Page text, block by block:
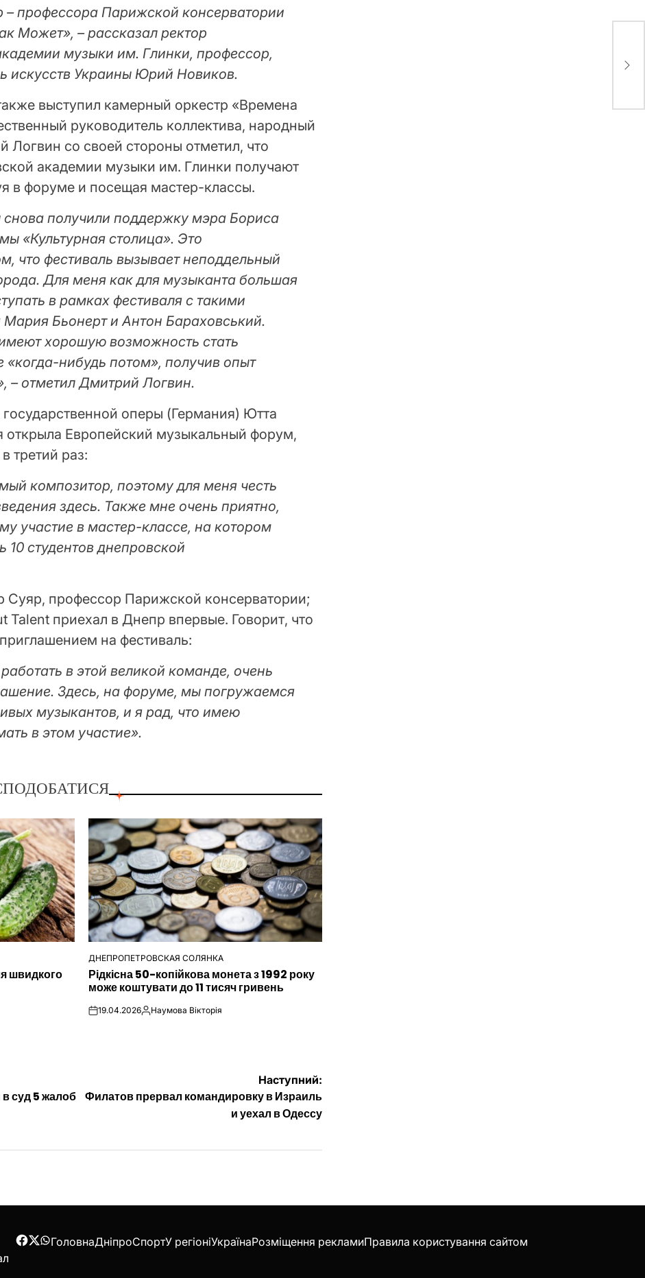
– профессора Парижской консерватории
Может», – рассказал ректор
музыки им. Глинки, профессор,
искусств Украины Юрий Новиков.
выступил камерный оркестр «Времена
руководитель коллектива, народный
Логвин со своей стороны отметил, что
академии музыки им. Глинки получают
в форуме и посещая мастер-классы.
снова получили поддержку мэра Бориса
«Культурная столица». Это
что фестиваль вызывает неподдельный
Для меня как для музыканта большая
в рамках фестиваля с такими
Бьонерт и Антон Бараховський.
хорошую возможность стать
нибудь потом», получив опыт
– отметил Дмитрий Логвин.
оперы (Германия) Ютта
открыла Европейский музыкальный форум,
третий раз:
композитор, поэтому для меня честь
здесь. Также мне очень приятно,
участие в мастер-классе, на котором
10 студентов днепровской
Суяр, профессор Парижской консерватории;
Talent приехал в Днепр впервые. Говорит, что
на фестиваль:
в этой великой команде, очень
Здесь, на форуме, мы погружаемся
музыкантов, и я рад, что имею
в этом участие».
швидкого
ОПУБЛІКУВАТИ
У
ДНЕПРОПЕТРОВСКАЯ СОЛЯНКА
Рідкісна 50-копійкова монета з 1992 року
може коштувати до 11 тисяч гривень
on19.04.2026Опубліковано
Наумова Вікторія
суд 5 жалоб
Наступний:
Филатов прервал командировку в Израиль
и уехал в Одессу
Facebook
Twitter
WhatsApp
ГоловнаДніпроСпортУ регіоніУкраїнаРозміщення рекламиПравила користування сайтом